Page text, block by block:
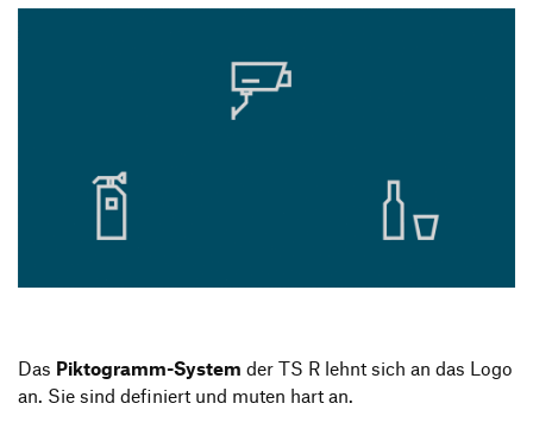
Das Piktogramm-System der TS R lehnt sich an das Logo
an. Sie sind definiert und muten hart an.